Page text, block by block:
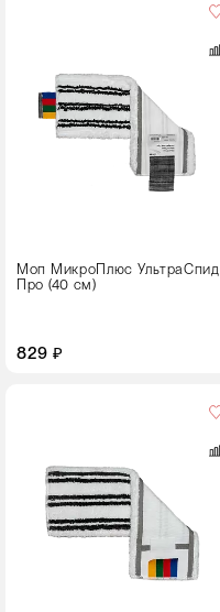
Моп МикроПлюс УльтраСпид
Про (40 см)
829 ₽
Размер,
Размер,